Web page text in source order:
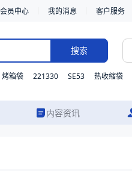
会员中心 我的消息 客户服务
搜索
烤箱袋 221330 SE53 热收缩袋
内容资讯